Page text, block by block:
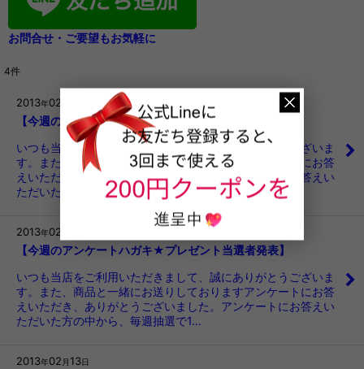
お問合せ・ご要望もお気軽に
4件
2013年02
【今週のアンケートハガキ★プレゼント当選者発表】
いつも当店をご利用いただきまして、誠にありがとうございま
す。また、商品と一緒にお送りしておりますアンケートにお答
えいただき、ありがとうございました。アンケートにお答えい
ただいた方の中から、毎週抽選で1…
2013年02
【今週のアンケートハガキ★プレゼント当選者発表】
いつも当店をご利用いただきまして、誠にありがとうございま
す。また、商品と一緒にお送りしておりますアンケートにお答
えいただき、ありがとうございました。アンケートにお答えい
ただいた方の中から、毎週抽選で1…
2013年02 月 13日